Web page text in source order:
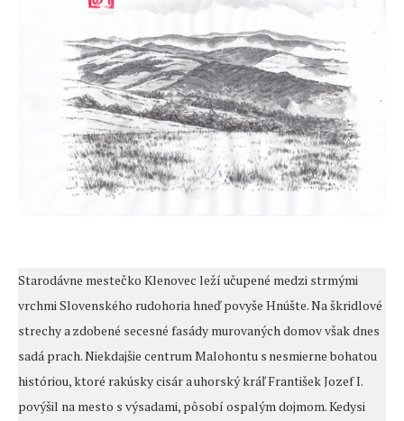
Starodávne mestečko Klenovec leží učupené medzi strmými
vrchmi Slovenského rudohoria hneď povyše Hnúšte. Na škridlové
strechy a zdobené secesné fasády murovaných domov však dnes
sadá prach. Niekdajšie centrum Malohontu s nesmierne bohatou
históriou, ktoré rakúsky cisár a uhorský kráľ František Jozef I.
povýšil na mesto s výsadami, pôsobí ospalým dojmom. Kedysi